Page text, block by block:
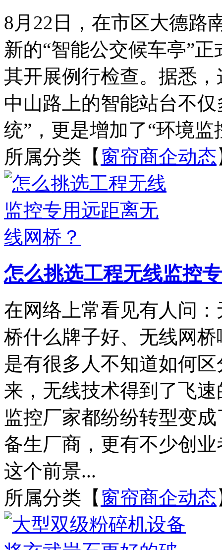
8月22日，在市区大德路
新的“智能公交候车亭”
其开展例行检查。据悉
中山路上的智能站台不
统”，更是增加了“环境监
所属分类【 窗帘商企动态
怎么挑选工程无线监控
在网络上常看见有人问
桥什么牌子好、无线网
是有很多人不知道如何
来，无线技术得到了飞
监控厂家都纷纷转型变
备生厂商，更有不少创
这个前景...
所属分类【 窗帘商企动态